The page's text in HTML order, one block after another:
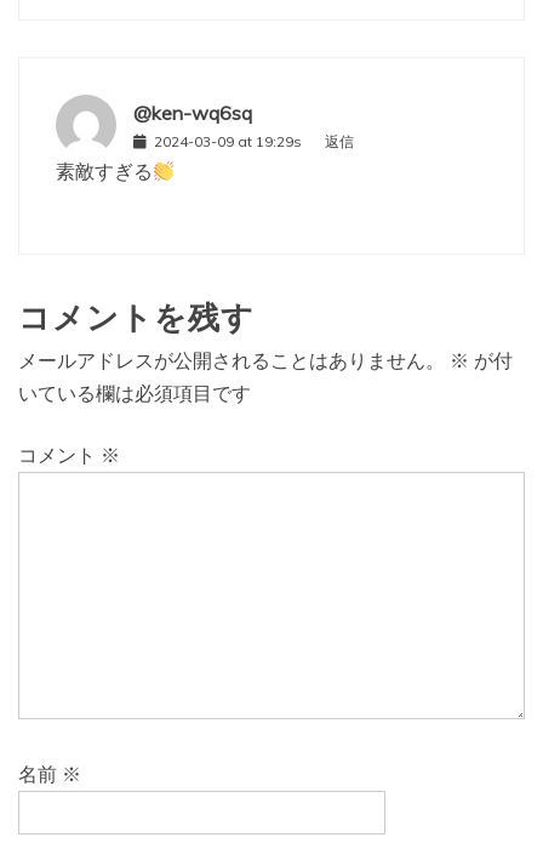
@ken-wq6sq
2024-03-09 at 19:29s 返信
素敵すぎる
コメントを残す
メールアドレスが公開されることはありません。 ※ が付
いている欄は必須項目です
コメント ※
名前 ※